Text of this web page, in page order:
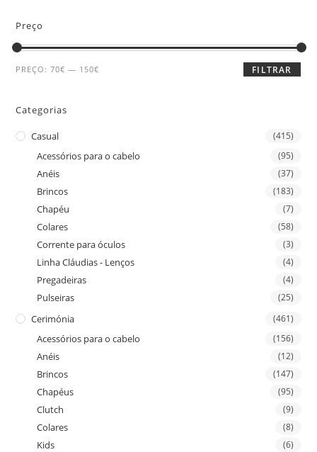
Preço
FILTRAR
PREÇO:70€ — 150€
Categorias
Casual (415)
Acessórios para o cabelo (95)
Anéis (37)
Brincos (183)
Chapéu (7)
Colares (58)
Corrente para óculos (3)
Linha Cláudias - Lenços (4)
Pregadeiras (4)
Pulseiras (25)
Cerimónia (461)
Acessórios para o cabelo (156)
Anéis (12)
Brincos (147)
Chapéus (95)
Clutch (9)
Colares (8)
Kids (6)